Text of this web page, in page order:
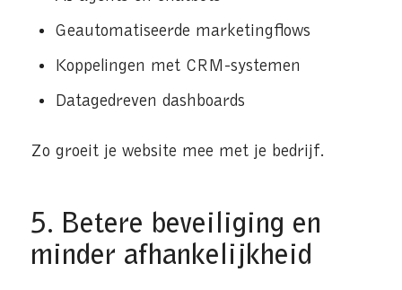
Geautomatiseerde marketingflows
Koppelingen met CRM-systemen
Datagedreven dashboards
Zo groeit je website mee met je bedrijf.
5. Betere beveiliging en
minder afhankelijkheid